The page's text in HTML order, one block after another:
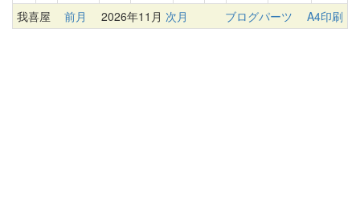
我喜屋 前月 2026年11月 次月 ブログパーツ A4印刷